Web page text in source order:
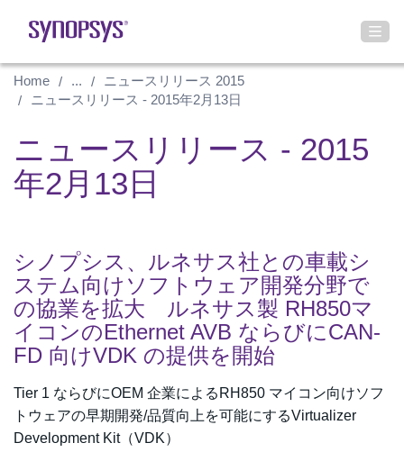
Home ...
ニュースリリース 2015
ニュースリリース - 2015年2月13日
ニュースリリース - 2015
年2月13日
シノプシス、ルネサス社との車載シ
ステム向けソフトウェア開発分野で
の協業を拡大 ルネサス製 RH850マ
イコンのEthernet AVB ならびにCAN-
FD 向けVDK の提供を開始
Tier 1 ならびにOEM 企業によるRH850 マイコン向けソフ
トウェアの早期開発/品質向上を可能にするVirtualizer
Development Kit（VDK）